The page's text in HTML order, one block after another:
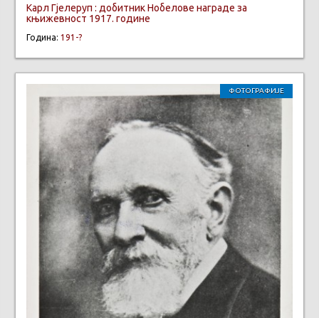
Карл Гјелеруп : добитник Нобелове награде за
књижевност 1917. године
Година: 191-?
ФОТОГРАФИЈЕ